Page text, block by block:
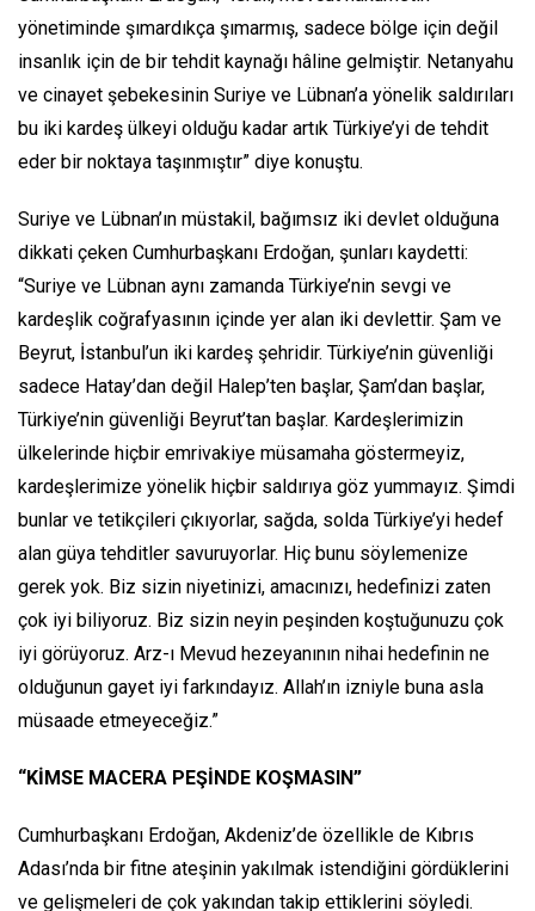
yönetiminde şımardıkça şımarmış, sadece bölge için değil
insanlık için de bir tehdit kaynağı hâline gelmiştir. Netanyahu
ve cinayet şebekesinin Suriye ve Lübnan’a yönelik saldırıları
bu iki kardeş ülkeyi olduğu kadar artık Türkiye’yi de tehdit
eder bir noktaya taşınmıştır” diye konuştu.
Suriye ve Lübnan’ın müstakil, bağımsız iki devlet olduğuna
dikkati çeken Cumhurbaşkanı Erdoğan, şunları kaydetti:
“Suriye ve Lübnan aynı zamanda Türkiye’nin sevgi ve
kardeşlik coğrafyasının içinde yer alan iki devlettir. Şam ve
Beyrut, İstanbul’un iki kardeş şehridir. Türkiye’nin güvenliği
sadece Hatay’dan değil Halep’ten başlar, Şam’dan başlar,
Türkiye’nin güvenliği Beyrut’tan başlar. Kardeşlerimizin
ülkelerinde hiçbir emrivakiye müsamaha göstermeyiz,
kardeşlerimize yönelik hiçbir saldırıya göz yummayız. Şimdi
bunlar ve tetikçileri çıkıyorlar, sağda, solda Türkiye’yi hedef
alan güya tehditler savuruyorlar. Hiç bunu söylemenize
gerek yok. Biz sizin niyetinizi, amacınızı, hedefinizi zaten
çok iyi biliyoruz. Biz sizin neyin peşinden koştuğunuzu çok
iyi görüyoruz. Arz-ı Mevud hezeyanının nihai hedefinin ne
olduğunun gayet iyi farkındayız. Allah’ın izniyle buna asla
müsaade etmeyeceğiz.”
“KİMSE MACERA PEŞİNDE KOŞMASIN”
Cumhurbaşkanı Erdoğan, Akdeniz’de özellikle de Kıbrıs
Adası’nda bir fitne ateşinin yakılmak istendiğini gördüklerini
ve gelişmeleri de çok yakından takip ettiklerini söyledi.